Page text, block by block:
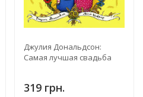
Джулия Дональдсон:
Самая лучшая свадьба
319 грн.